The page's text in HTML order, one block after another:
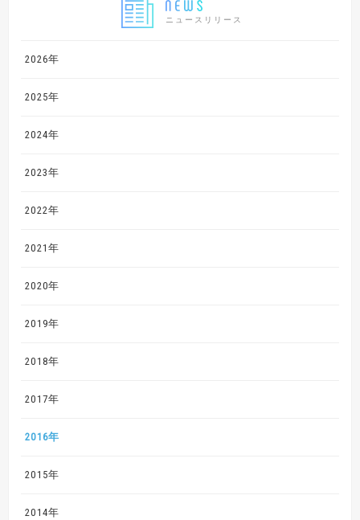
ニュースリリース
2026年
2025年
2024年
2023年
2022年
2021年
2020年
2019年
2018年
2017年
2016年
2015年
2014年